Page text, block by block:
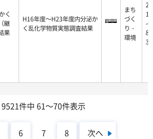
く
継
果
H16年度～H23年度内分泌か
く乱化学物質実態調査結果
まち
づく
り・
環境
20
18
-0
8-
31
9521件中 61～70件表示
6 7 8 次へ